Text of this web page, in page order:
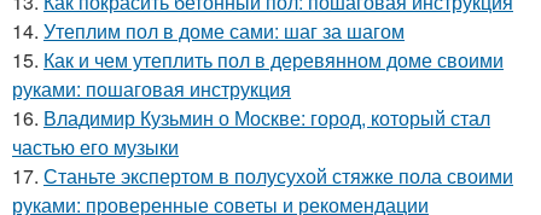
14. Утеплим пол в доме сами: шаг за шагом
15. Как и чем утеплить пол в деревянном доме своими
руками: пошаговая инструкция
16. Владимир Кузьмин о Москве: город, который стал
частью его музыки
17. Станьте экспертом в полусухой стяжке пола своими
руками: проверенные советы и рекомендации